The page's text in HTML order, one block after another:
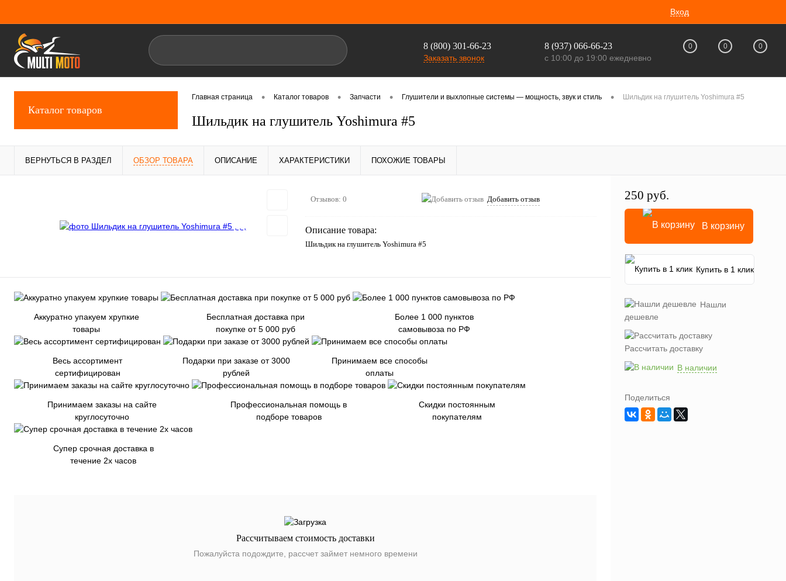
Вход
8 (800) 301-66-23
Заказать звонок
8 (937) 066-66-23
с 10:00 до 19:00 ежедневно
0 0 0
Каталог товаров
Главная страница • Каталог товаров • Запчасти • Глушители и выхлопные системы — мощность, звук и стиль • Шильдик на глушитель Yoshimura #5
Шильдик на глушитель Yoshimura #5
ВЕРНУТЬСЯ В РАЗДЕЛ ОБЗОР ТОВАРА ОПИСАНИЕ ХАРАКТЕРИСТИКИ ПОХОЖИЕ ТОВАРЫ
Отзывов: 0 Добавить отзыв
Описание товара:
Шильдик на глушитель Yoshimura #5
Аккуратно упакуем хрупкие
товары
Бесплатная доставка при
покупке от 5 000 руб
Более 1 000 пунктов
самовывоза по РФ
Весь ассортимент
сертифицирован
Подарки при заказе от 3000
рублей
Принимаем все способы
оплаты
Принимаем заказы на сайте
круглосуточно
Профессиональная помощь в
подборе товаров
Скидки постоянным
покупателям
Супер срочная доставка в
течение 2х часов
Рассчитываем стоимость доставки
Пожалуйста подождите, рассчет займет немного времени
250 руб.
В корзину
Купить в 1 клик
Нашли
дешевле
Рассчитать доставку
В наличии
Поделиться